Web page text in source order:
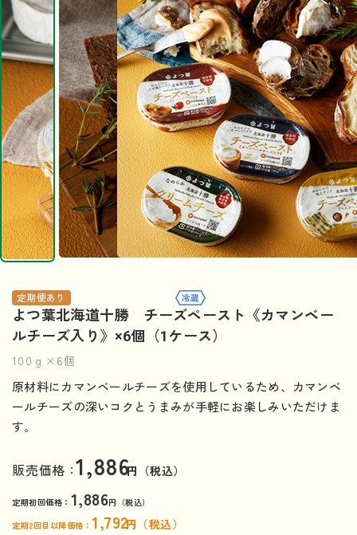
定期便あり
よつ葉北海道十勝 チーズペースト《カマンベー
ルチーズ入り》×6個（1ケース）
100ｇ×6個
原材料にカマンベールチーズを使用しているため、カマンベ
ールチーズの深いコクとうまみが手軽にお楽しみいただけま
す。
販売価格：1,886円（税込）
定期初回価格： 1,886円（税込）
定期2回目以降価格： 1,792円（税込）